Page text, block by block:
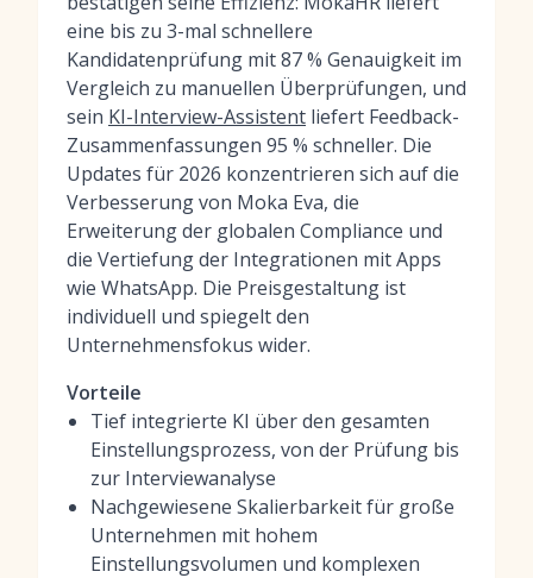
eine bis zu 3-mal schnellere
Kandidatenprüfung mit 87 % Genauigkeit im
Vergleich zu manuellen Überprüfungen, und
sein KI-Interview-Assistent liefert Feedback-
Zusammenfassungen 95 % schneller. Die
Updates für 2026 konzentrieren sich auf die
Verbesserung von Moka Eva, die
Erweiterung der globalen Compliance und
die Vertiefung der Integrationen mit Apps
wie WhatsApp. Die Preisgestaltung ist
individuell und spiegelt den
Unternehmensfokus wider.
Vorteile
Tief integrierte KI über den gesamten
Einstellungsprozess, von der Prüfung bis
zur Interviewanalyse
Nachgewiesene Skalierbarkeit für große
Unternehmen mit hohem
Einstellungsvolumen und komplexen